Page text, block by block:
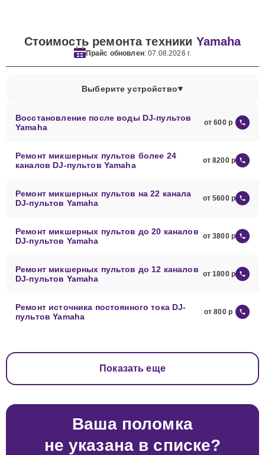
Стоимость ремонта техники Yamaha
Прайс обновлен: 07.08.2026 г.
Выберите устройство
Восстановление после воды DJ-пультов
Yamaha
от 600
Ремонт микшерных пультов более 24
каналов DJ-пультов Yamaha
от 8200
Ремонт микшерных пультов на 22 канала
DJ-пультов Yamaha
от 5600
Ремонт микшерных пультов до 20 каналов
DJ-пультов Yamaha
от 3800
Ремонт микшерных пультов до 12 каналов
DJ-пультов Yamaha
от 1800
Ремонт источника постоянного тока DJ-
пультов Yamaha
от 800
Показать еще
Ваша поломка
не указана в списке?